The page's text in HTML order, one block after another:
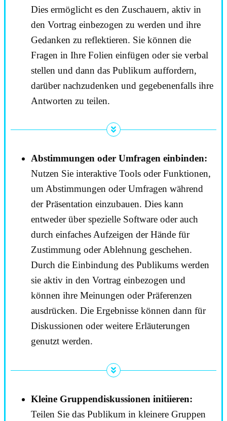
Dies ermöglicht es den Zuschauern, aktiv in
den Vortrag einbezogen zu werden und ihre
Gedanken zu reflektieren. Sie können die
Fragen in Ihre Folien einfügen oder sie verbal
stellen und dann das Publikum auffordern,
darüber nachzudenken und gegebenenfalls ihre
Antworten zu teilen.
Abstimmungen oder Umfragen einbinden:
Nutzen Sie interaktive Tools oder Funktionen,
um Abstimmungen oder Umfragen während
der Präsentation einzubauen. Dies kann
entweder über spezielle Software oder auch
durch einfaches Aufzeigen der Hände für
Zustimmung oder Ablehnung geschehen.
Durch die Einbindung des Publikums werden
sie aktiv in den Vortrag einbezogen und
können ihre Meinungen oder Präferenzen
ausdrücken. Die Ergebnisse können dann für
Diskussionen oder weitere Erläuterungen
genutzt werden.
Kleine Gruppendiskussionen initiieren:
Teilen Sie das Publikum in kleinere Gruppen